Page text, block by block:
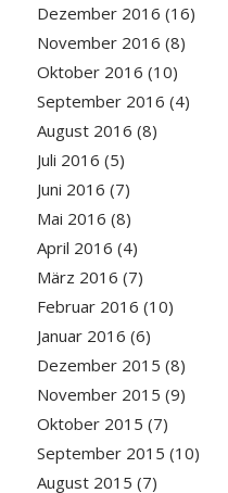
Dezember 2016 (16)
November 2016 (8)
Oktober 2016 (10)
September 2016 (4)
August 2016 (8)
Juli 2016 (5)
Juni 2016 (7)
Mai 2016 (8)
April 2016 (4)
März 2016 (7)
Februar 2016 (10)
Januar 2016 (6)
Dezember 2015 (8)
November 2015 (9)
Oktober 2015 (7)
September 2015 (10)
August 2015 (7)